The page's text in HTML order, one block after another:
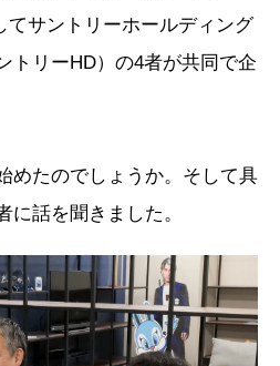
てサントリーホールディング
トリーHD）の4者が共同で企
めたのでしょうか。そして具
に話を聞きました。